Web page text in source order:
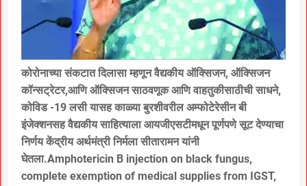
कोरोनाच्या संकटात दिलासा म्हणून वैद्यकीय ऑक्सिजन, ऑक्सिजन
कॉन्सट्रेटर,आणि ऑक्सिजन साठवणूक आणि वाहतुकीसाठीची साधने,
कोविड -19 लसी यासह काळ्या बुरशीवरील अम्फोटेरेसीन बी
इंजेक्शनसह वैद्यकीय साहित्याला आयजीएसटीमधून पूर्णपणे सूट देण्याचा
निर्णय केंद्रीय अर्थमंत्री निर्मला सीतारामन यांनी
घेतला.Amphotericin B injection on black fungus,
complete exemption of medical supplies from IGST,